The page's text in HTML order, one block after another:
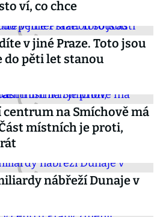
ví, co chce
v jiné Praze. Toto jsou
do pěti let stanou
na Smíchově má
místních je proti,
nábřeží Dunaje v